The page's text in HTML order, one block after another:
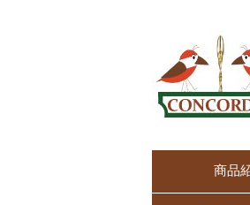
商品